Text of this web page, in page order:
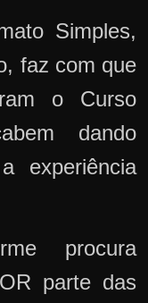
Simples,
faz com que
o Curso
dando
experiência
procura
parte das